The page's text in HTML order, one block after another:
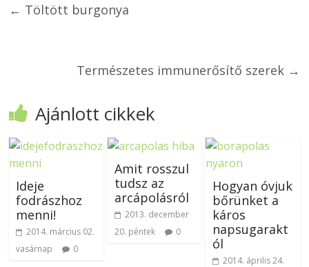
← Töltött burgonya
Természetes immunerősítő szerek →
Ajánlott cikkek
Ideje
fodrászhoz
menni!
2014. március 02.
vasárnap
0
Amit rosszul
tudsz az
arcápolásról
2013. december
20. péntek
0
Hogyan óvjuk
bőrünket a
káros
napsugarakt
ól
2014. április 24.